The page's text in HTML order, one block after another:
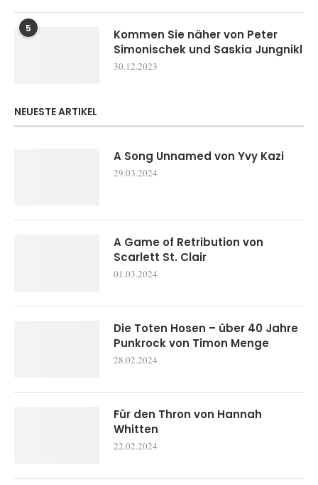
5
Kommen Sie näher von Peter
Simonischek und Saskia Jungnikl
30.12.2023
NEUESTE ARTIKEL
A Song Unnamed von Yvy Kazi
29.03.2024
A Game of Retribution von
Scarlett St. Clair
01.03.2024
Die Toten Hosen – über 40 Jahre
Punkrock von Timon Menge
28.02.2024
Für den Thron von Hannah
Whitten
22.02.2024